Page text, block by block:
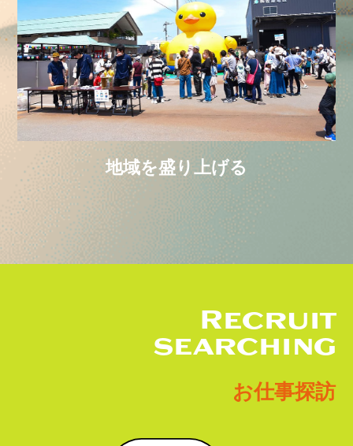
地域を盛り上げる
Recruit
searching
お仕事探訪